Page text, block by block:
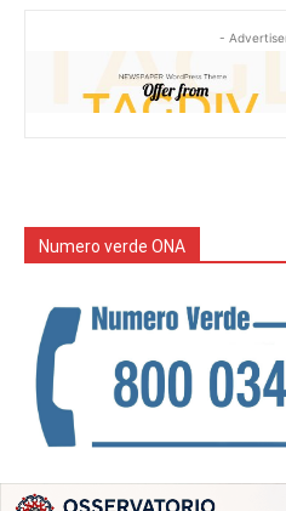
-
Numero verde ONA